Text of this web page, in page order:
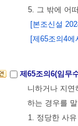
5. 그 밖에 어
[본조신설
[제65조의4
제65조의6(임무
니하거나 지연
하는 경우를
1. 정당한 사